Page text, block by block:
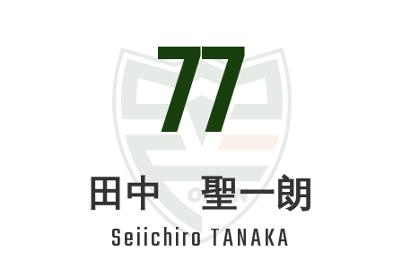
77
田中 聖一朗
Seiichiro TANAKA